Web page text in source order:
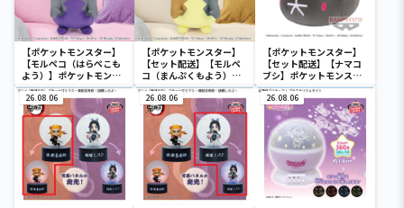
【ポケットモンスター】
【モルペコ（はらぺこも
よう）】ポケットモンス
ター めちゃもふぐっとぬ
いぐるみ～モルペコ（は
らぺこもよう）～
【ポケットモンスター】
【セット配送】【モルペ
コ（まんぷくもよう）】
ポケットモンスター めち
ゃもふぐっとぬいぐるみ
～モルペコ（まんぷくも
よう）～
【ポケットモンスター】
【セット配送】【ナマコ
ブシ】ポケットモンスタ
ー めちゃもふぐっとぬい
ぐるみ～ナマコブシ～
26.08.06 26.08.06 26.08.06